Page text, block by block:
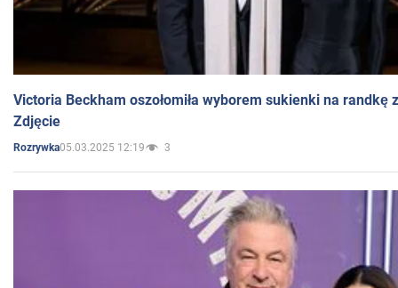
Victoria Beckham oszołomiła wyborem sukienki na randkę
Zdjęcie
Rozrywka05.03.2025 12:19 3